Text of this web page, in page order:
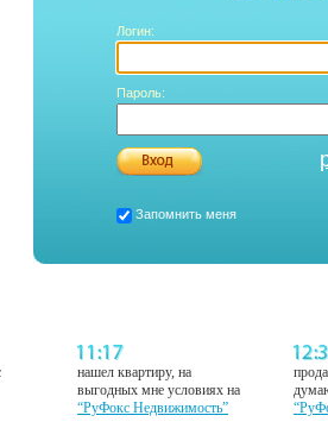
Логин:
Пароль:
Запомнить меня
нашел квартиру, на
выгодных мне условиях на
“РуФокс Недвижимость”